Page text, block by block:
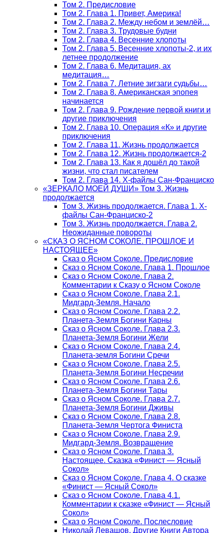
Том 2. Предисловие
Том 2. Глава 1. Привет, Америка!
Том 2. Глава 2. Между небом и землёй…
Том 2. Глава 3. Трудовые будни
Том 2. Глава 4. Весенние хлопоты
Том 2. Глава 5. Весенние хлопоты-2, и их
летнее продолжение
Том 2. Глава 6. Медитация, ах
медитация…
Том 2. Глава 7. Летние зигзаги судьбы…
Том 2. Глава 8. Американская эпопея
начинается
Том 2. Глава 9. Рождение первой книги и
другие приключения
Том 2. Глава 10. Операция «К» и другие
приключения
Том 2. Глава 11. Жизнь продолжается
Том 2. Глава 12. Жизнь продолжается-2
Том 2. Глава 13. Как я дошёл до такой
жизни, что стал писателем
Том 2. Глава 14. Х-файлы Сан-Франциско
«ЗЕРКАЛО МОЕЙ ДУШИ» Том 3. Жизнь
продолжается
Том 3. Жизнь продолжается. Глава 1. Х-
файлы Сан-Франциско-2
Том 3. Жизнь продолжается. Глава 2.
Неожиданные повороты
«СКАЗ О ЯСНОМ СОКОЛЕ. ПРОШЛОЕ И
НАСТОЯЩЕЕ»
Сказ о Ясном Соколе. Предисловие
Сказ о Ясном Соколе. Глава 1. Прошлое
Сказ о Ясном Соколе. Глава 2.
Комментарии к Сказу о Ясном Соколе
Сказ о Ясном Соколе. Глава 2.1.
Мидгард-Земля. Начало
Сказ о Ясном Соколе. Глава 2.2.
Планета-Земля Богини Карны
Сказ о Ясном Соколе. Глава 2.3.
Планета-Земля Богини Жели
Сказ о Ясном Соколе. Глава 2.4.
Планета-земля Богини Сречи
Сказ о Ясном Соколе. Глава 2.5.
Планета-Земля Богини Несречии
Сказ о Ясном Соколе. Глава 2.6.
Планета-Земля Богини Тары
Сказ о Ясном Соколе. Глава 2.7.
Планета-Земля Богини Дживы
Сказ о Ясном Соколе. Глава 2.8.
Планета-Земля Чертога Финиста
Сказ о Ясном Соколе. Глава 2.9.
Мидгард-Земля. Возвращение
Сказ о Ясном Соколе. Глава 3.
Настоящее. Сказка «Финист — Ясный
Сокол»
Сказ о Ясном Соколе. Глава 4. О сказке
«Финист — Ясный Сокол»
Сказ о Ясном Соколе. Глава 4.1.
Комментарии к сказке «Финист — Ясный
Сокол»
Сказ о Ясном Соколе. Послесловие
Николай Левашов. Другие Книги Автора